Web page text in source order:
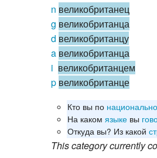
n великобританец
g великобританца
d великобританцу
a великобританца
i великобританцем
p великобританце
Кто вы по
На какомязыке вы
Откуда вы? Из какой
This category currently